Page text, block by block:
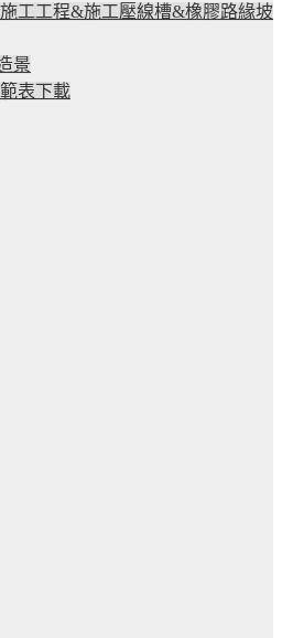
工工程&施工壓線槽&橡膠路緣坡
景
表下載